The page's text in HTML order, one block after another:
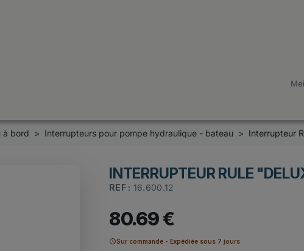
à bord Interrupteurs pour pompe hydraulique - bateau Interrupteur
INTERRUPTEUR RULE
REF : 16.600.12
80.69 €
scheduleSur commande - Expédiée sous 7 jours